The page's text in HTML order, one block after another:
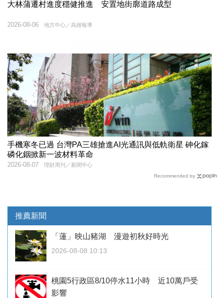
大林蒲遷村進度穩健推進 安置地街廓道路成型
地方中心／高雄報導
2026-08-06
手機寒冬已過 台灣PA三雄搶進AI光通訊與低軌衛星 砷化鎵
磷化銦掀新一波材料革命
理財周刊／新聞中心
2026-08-07
Recommended by
推薦新聞
「蓮」映山豬湖 漫遊初秋好時光
2026-08-08 10:13
桃園5行政區8/10停水11小時 近10萬戶受
影響